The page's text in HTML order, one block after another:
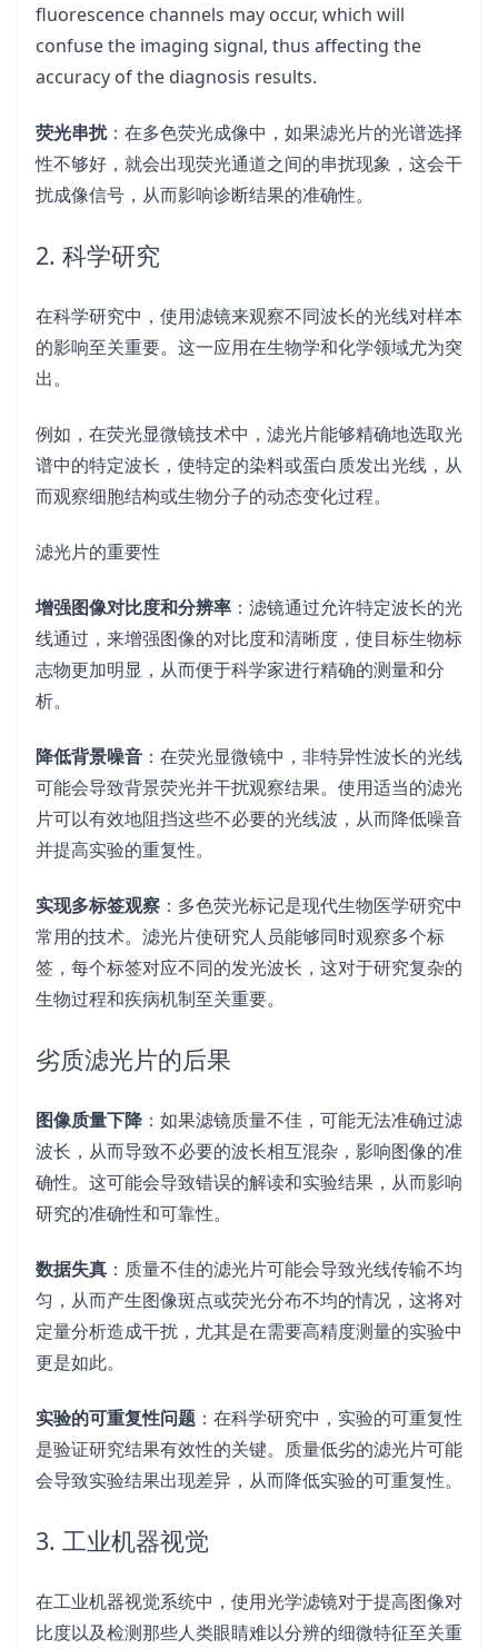
fluorescence channels may occur, which will
confuse the imaging signal, thus affecting the
accuracy of the diagnosis results.
荧光串扰：在多色荧光成像中，如果滤光片的光谱选择
性不够好，就会出现荧光通道之间的串扰现象，这会干
扰成像信号，从而影响诊断结果的准确性。
2. 科学研究
在科学研究中，使用滤镜来观察不同波长的光线对样本
的影响至关重要。这一应用在生物学和化学领域尤为突
出。
例如，在荧光显微镜技术中，滤光片能够精确地选取光
谱中的特定波长，使特定的染料或蛋白质发出光线，从
而观察细胞结构或生物分子的动态变化过程。
滤光片的重要性
增强图像对比度和分辨率 ：滤镜通过允许特定波长的光
线通过，来增强图像的对比度和清晰度，使目标生物标
志物更加明显，从而便于科学家进行精确的测量和分
析。
降低背景噪音 ：在荧光显微镜中，非特异性波长的光线
可能会导致背景荧光并干扰观察结果。使用适当的滤光
片可以有效地阻挡这些不必要的光线波，从而降低噪音
并提高实验的重复性。
实现多标签观察 ：多色荧光标记是现代生物医学研究中
常用的技术。滤光片使研究人员能够同时观察多个标
签，每个标签对应不同的发光波长，这对于研究复杂的
生物过程和疾病机制至关重要。
劣质滤光片的后果
图像质量下降 ：如果滤镜质量不佳，可能无法准确过滤
波长，从而导致不必要的波长相互混杂，影响图像的准
确性。这可能会导致错误的解读和实验结果，从而影响
研究的准确性和可靠性。
数据失真 ：质量不佳的滤光片可能会导致光线传输不均
匀，从而产生图像斑点或荧光分布不均的情况，这将对
定量分析造成干扰，尤其是在需要高精度测量的实验中
更是如此。
实验的可重复性问题 ：在科学研究中，实验的可重复性
是验证研究结果有效性的关键。质量低劣的滤光片可能
会导致实验结果出现差异，从而降低实验的可重复性。
3. 工业机器视觉
在工业机器视觉系统中，使用光学滤镜对于提高图像对
比度以及检测那些人类眼睛难以分辨的细微特征至关重